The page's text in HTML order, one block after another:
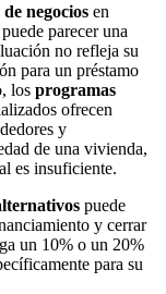
negocios en
parecer una
no refleja su
para un préstamo
los programas
ofrecen
y
de una vivienda,
es insuficiente.
puede
y cerrar
un 10% o un 20%
para su